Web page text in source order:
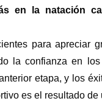
en la natación
para apreciar
la confianza en
etapa, y los
es el resultado de